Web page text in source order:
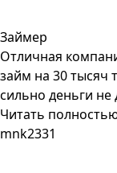
Займер
Отличная
займ на 30 тысяч
сильно деньги не
Читать
mnk2331